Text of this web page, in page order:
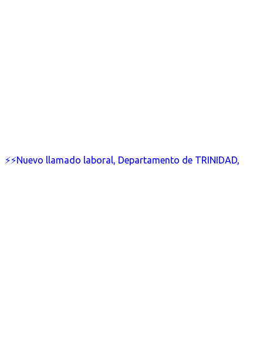
⚡⚡Nuevo llamado laboral, Departamento de TRINIDAD,